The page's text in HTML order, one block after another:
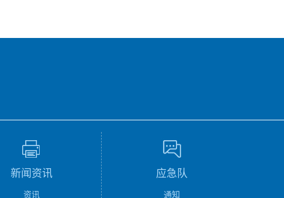
新闻资讯
资讯
应急队
通知